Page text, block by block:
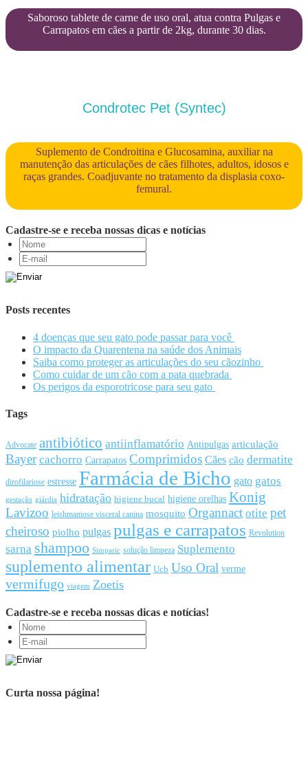
Saboroso tablete de carne de uso oral, atua contra Pulgas e
Carrapatos em cães a partir de 2kg, durante 30 dias.
Condrotec Pet (Syntec)
Suplemento de Condroitina e Glucosamina, auxiliar na
manutenção das articulações de cães filhotes, adultos, idosos e
raças grandes. Coadjuvante no tratamento da displasia coxo-
femural.
Cadastre-se e receba nossas dicas e notícias
Posts recentes
4 doenças que seu gato pode passar para você
O impacto da Quarentena na saúde dos Animais
Saiba como proteger as articulações do seu cãozinho
Como cuidar de um cão com a pata quebrada
Os perigos da esporotricose para seu gato
Tags
Advocate antibiótico antiinflamatório Antipulgas articulação
Bayer cachorro Carrapatos Comprimidos Cães cão dermatite
dirofilariose estresse Farmácia de Bicho gato gatos
gestação giárdia hidratação higiene bucal higiene orelhas Konig
Lavizoo leishmaniose visceral canina mosquito Organnact otite pet
cheiroso piolho pulgas pulgas e carrapatos Revolution
sarna shampoo Simparic solução limpeza Suplemento
suplemento alimentar Ucb Uso Oral verme
vermifugo viagem Zoetis
Cadastre-se e receba nossas dicas e notícias!
Curta nossa página!